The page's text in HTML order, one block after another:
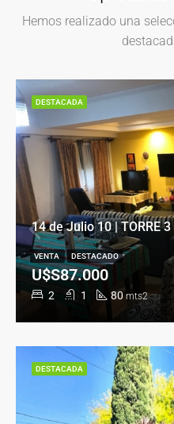
Hemos realizado una
14 de Julio 10 | TORRE
2 1 80 mts2
U$S87.000
VENTA DESTACADO
DESTACADA
DESTACADA